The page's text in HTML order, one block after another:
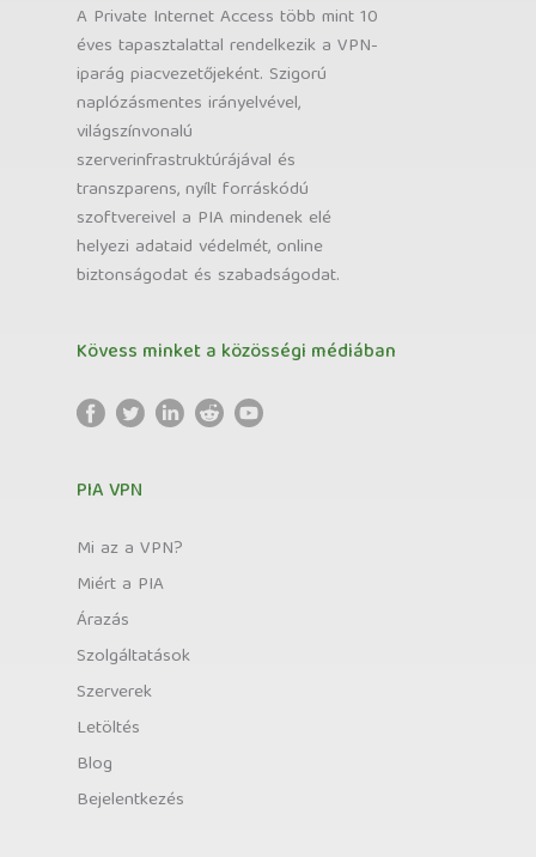
A Private Internet Access több mint 10
éves tapasztalattal rendelkezik a VPN-
iparág piacvezetőjeként. Szigorú
naplózásmentes irányelvével,
világszínvonalú
szerverinfrastruktúrájával és
transzparens, nyílt forráskódú
szoftvereivel a PIA mindenek elé
helyezi adataid védelmét, online
biztonságodat és szabadságodat.
Kövess minket a közösségi médiában
PIA VPN
Mi az a VPN?
Miért a PIA
Árazás
Szolgáltatások
Szerverek
Letöltés
Blog
Bejelentkezés